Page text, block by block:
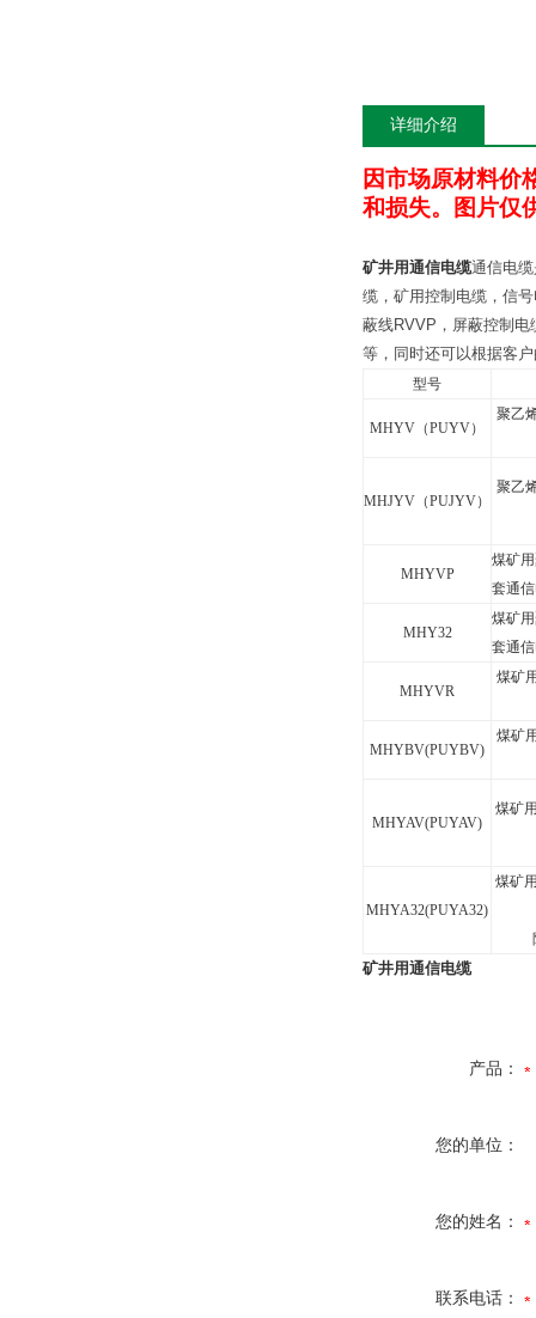
详细介绍
因市场原材料价
和损失。图片仅
矿井用通信电缆通信电
缆，矿用控制电缆，信
蔽线RVVP ，屏蔽控制电
等，同时还可以根据客
型号
MHYV （PUYV）
聚乙
MHJYV （PUJYV）
聚乙
MHYVP
煤矿
套通
MHY32
煤矿
套通
MHYVR
煤矿
MHYBV(PUYBV)
煤矿
MHYAV(PUYAV)
煤矿
MHYA32(PUYA32)
煤矿
矿井用通信电缆
产品：
您的单位：
您的姓名：
联系电话：